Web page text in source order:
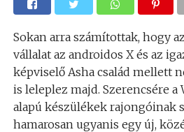
Sokan arra számítottak, hogy
vállalat az androidos X és az
képviselő Asha család mellett
is leleplez majd. Szerencsére a
alapú készülékek rajongóinak
hamarosan ugyanis egy új,